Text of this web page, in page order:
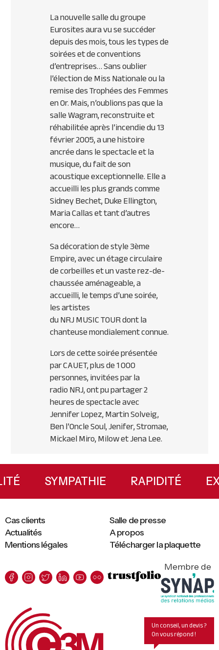
La nouvelle salle du groupe
Eurosites aura vu se succéder
depuis des mois, tous les types de
soirées et de conventions
d’entreprises… Sans oublier
l’élection de Miss Nationale ou la
remise des Trophées des Femmes
en Or. Mais, n’oublions pas que la
salle Wagram, reconstruite et
réhabilitée après l’incendie du 13
février 2005, a une histoire
ancrée dans le spectacle et la
musique, du fait de son
acoustique exceptionnelle. Elle a
accueilli les plus grands comme
Sidney Bechet, Duke Ellington,
Maria Callas et tant d’autres
encore…
Sa décoration de style 3ème
Empire, avec un étage circulaire
de corbeilles et un vaste rez-de-
chaussée aménageable, a
accueilli, le temps d’une soirée,
les artistes
duNRJMUSICTOURdont la
chanteuse mondialement connue.
Lors de cette soirée présentée
parCAUET, plus de 1 000
personnes, invitées par la
radioNRJ, ont pu partager 2
heures de spectacle avec
Jennifer Lopez, Martin Solveig,
Ben l’Oncle Soul, Jenifer, Stromae,
Mickael Miro, Milow et Jena Lee.
Primary
SidebarSYMPATHIE RAPIDITÉ
Mentions légales Télécharger la plaquette
Cas clients
Salle de presse
Actualités
A propos
Membre de
Un conseil, un devis ?
On vous répond !